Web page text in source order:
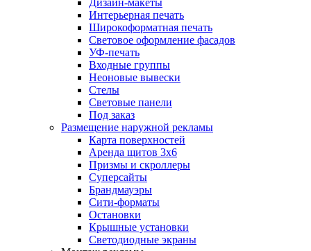
Дизайн-макеты
Интерьерная печать
Широкоформатная печать
Световое оформление фасадов
УФ-печать
Входные группы
Неоновые вывески
Стелы
Световые панели
Под заказ
Размещение наружной рекламы
Карта поверхностей
Аренда щитов 3х6
Призмы и скроллеры
Суперсайты
Брандмауэры
Сити-форматы
Остановки
Крышные установки
Светодиодные экраны